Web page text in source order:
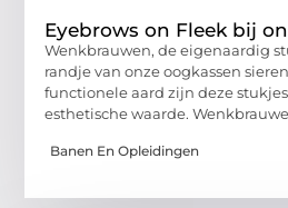
Eyebrows on Fleek bij
Wenkbrauwen, de eigenaardig
randje van onze oogkassen
functionele aard zijn deze
esthetische waarde.
Banen En Opleidingen